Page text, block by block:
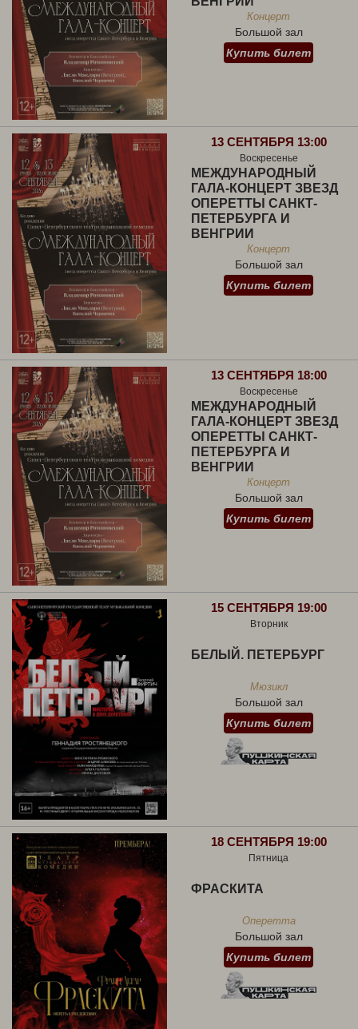
Концерт
Большой зал
Купить билет
13 СЕНТЯБРЯ 13:00
Воскресенье
МЕЖДУНАРОДНЫЙ
ГАЛА-КОНЦЕРТ ЗВЕЗД
ОПЕРЕТТЫ САНКТ-
ПЕТЕРБУРГА И
ВЕНГРИИ
Концерт
Большой зал
Купить билет
13 СЕНТЯБРЯ 18:00
Воскресенье
МЕЖДУНАРОДНЫЙ
ГАЛА-КОНЦЕРТ ЗВЕЗД
ОПЕРЕТТЫ САНКТ-
ПЕТЕРБУРГА И
ВЕНГРИИ
Концерт
Большой зал
Купить билет
15 СЕНТЯБРЯ 19:00
Вторник
БЕЛЫЙ. ПЕТЕРБУРГ
Мюзикл
Большой зал
Купить билет
18 СЕНТЯБРЯ 19:00
Пятница
ФРАСКИТА
Оперетта
Большой зал
Купить билет